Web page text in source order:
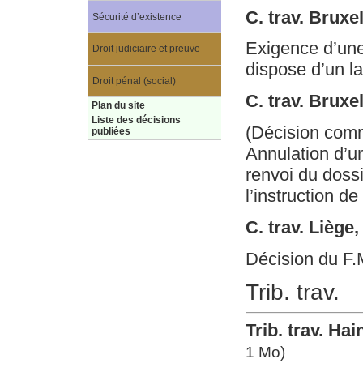
C. trav.
Exigence
dispose d’un
C. trav.
(Décision
Annulation
renvoi du
l’instruction
C. trav.
Décision du
Trib. trav.
Trib. trav.
1 Mo)
Sécurité d’existence
Droit judiciaire et preuve
Droit pénal (social)
Plan du site
Liste des décisions
publiées